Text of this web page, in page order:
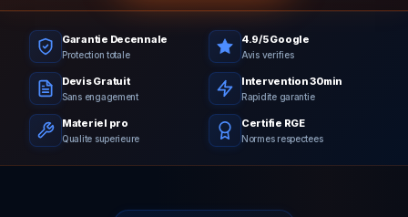
Garantie Decennale
Protection totale
4.9/5 Google
Avis verifies
Devis Gratuit
Sans engagement
Intervention 30min
Rapidite garantie
Materiel pro
Qualite superieure
Certifie RGE
Normes respectees